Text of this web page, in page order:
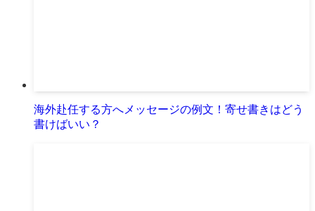
海外赴任する方へメッセージの例文！寄せ書きはどう
書けばいい？